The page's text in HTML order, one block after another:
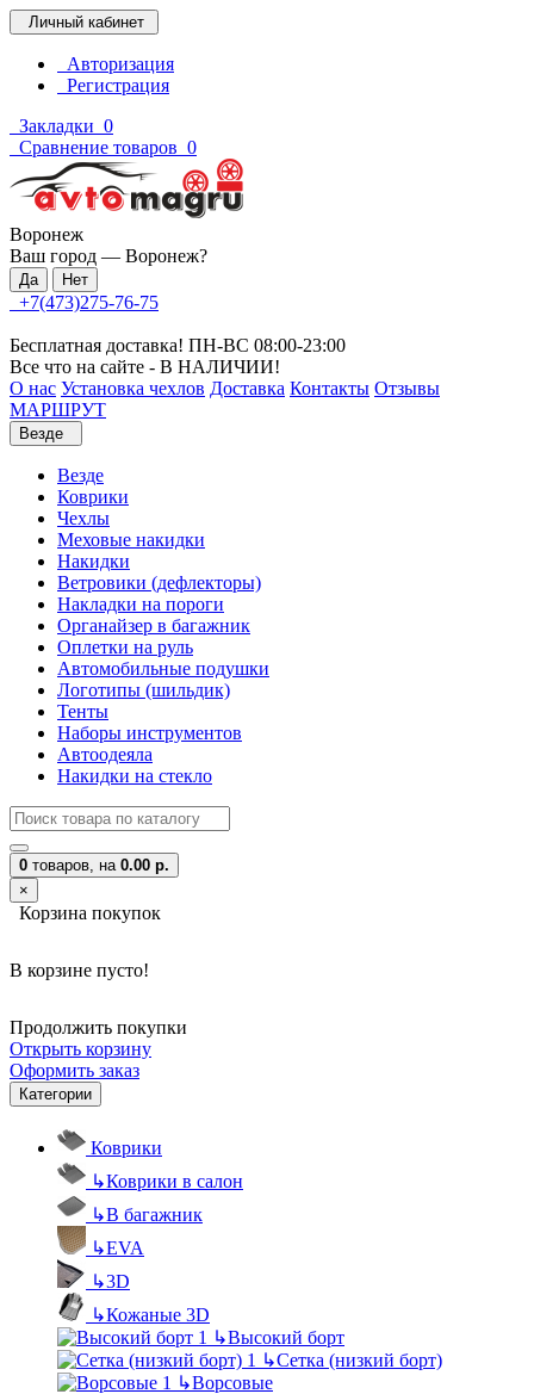
Личный кабинет
Авторизация
Регистрация
Закладки 0
Сравнение товаров 0
Воронеж
Ваш город — Воронеж?
+7(473)275-76-75
Бесплатная доставка! ПН-ВС 08:00-23:00
Все что на сайте - В НАЛИЧИИ!
О нас Установка чехлов Доставка Контакты Отзывы
МАРШРУТ
Везде
Везде
Коврики
Чехлы
Меховые накидки
Накидки
Ветровики (дефлекторы)
Накладки на пороги
Органайзер в багажник
Оплетки на руль
Автомобильные подушки
Логотипы (шильдик)
Тенты
Наборы инструментов
Автоодеяла
Накидки на стекло
0 товаров, на 0.00 р.
×
Корзина покупок
В корзине пусто!
Продолжить покупки
Открыть корзину
Оформить заказ
Категории
Коврики
↳Коврики в салон
↳В багажник
↳EVA
↳3D
↳Кожаные 3D
↳Высокий борт
↳Сетка (низкий борт)
↳Ворсовые